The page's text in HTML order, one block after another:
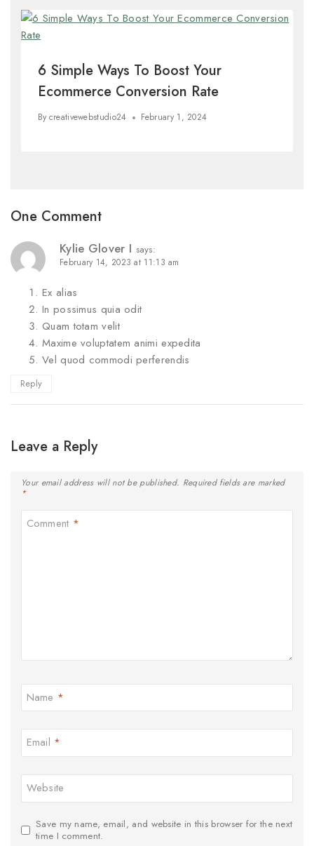
6 Simple Ways To Boost Your
Ecommerce Conversion Rate
By creativewebstudio24 February 1, 2024
One Comment
Kylie Glover I says:
February 14, 2023 at 11:13 am
Ex alias
In possimus quia odit
Quam totam velit
Maxime voluptatem animi expedita
Vel quod commodi perferendis
Reply
Leave a Reply
Your email address will not be published. Required fields are marked
*
Comment *
Name *
Email *
Website
Save my name, email, and website in this browser for the next
time I comment.